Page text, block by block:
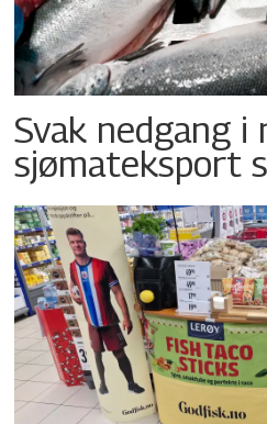
Svak nedgang i
sjømateksport